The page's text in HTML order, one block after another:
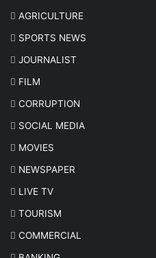
AGRICULTURE
SPORTS NEWS
JOURNALIST
FILM
CORRUPTION
SOCIAL MEDIA
MOVIES
NEWSPAPER
LIVE TV
TOURISM
COMMERCIAL